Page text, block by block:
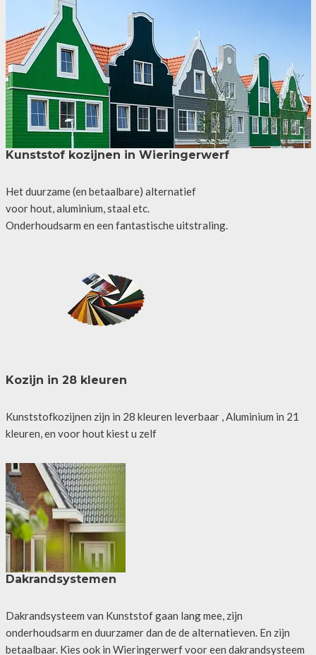
Kunststof kozijnen in Wieringerwerf
Het duurzame (en betaalbare) alternatief
voor hout, aluminium, staal etc.
Onderhoudsarm en een fantastische uitstraling.
Kozijn in 28 kleuren
Kunststofkozijnen zijn in 28 kleuren leverbaar , Aluminium in 21
kleuren, en voor hout kiest u zelf
Dakrandsystemen
Dakrandsysteem van Kunststof gaan lang mee, zijn
onderhoudsarm en duurzamer dan de de alternatieven. En zijn
betaalbaar. Kies ook in Wieringerwerf voor een dakrandsysteem